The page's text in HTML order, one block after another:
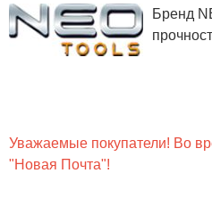
Бренд
Уважаемые покупатели! Во
"Новая Почта"!